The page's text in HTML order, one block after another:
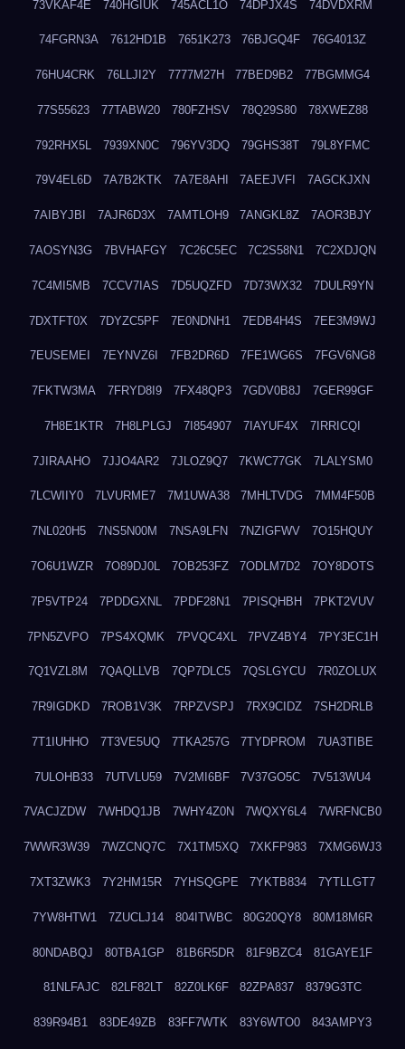
73VKAF4E 740HGIUK 745ACL1O 74DPJX4S 74DVDXRM
74FGRN3A 7612HD1B 7651K273 76BJGQ4F 76G4013Z
76HU4CRK 76LLJI2Y 7777M27H 77BED9B2 77BGMMG4
77S55623 77TABW20 780FZHSV 78Q29S80 78XWEZ88
792RHX5L 7939XN0C 796YV3DQ 79GHS38T 79L8YFMC
79V4EL6D 7A7B2KTK 7A7E8AHI 7AEEJVFI 7AGCKJXN
7AIBYJBI 7AJR6D3X 7AMTLOH9 7ANGKL8Z 7AOR3BJY
7AOSYN3G 7BVHAFGY 7C26C5EC 7C2S58N1 7C2XDJQN
7C4MI5MB 7CCV7IAS 7D5UQZFD 7D73WX32 7DULR9YN
7DXTFT0X 7DYZC5PF 7E0NDNH1 7EDB4H4S 7EE3M9WJ
7EUSEMEI 7EYNVZ6I 7FB2DR6D 7FE1WG6S 7FGV6NG8
7FKTW3MA 7FRYD8I9 7FX48QP3 7GDV0B8J 7GER99GF
7H8E1KTR 7H8LPLGJ 7I854907 7IAYUF4X 7IRRICQI
7JIRAAHO 7JJO4AR2 7JLOZ9Q7 7KWC77GK 7LALYSM0
7LCWIIY0 7LVURME7 7M1UWA38 7MHLTVDG 7MM4F50B
7NL020H5 7NS5N00M 7NSA9LFN 7NZIGFWV 7O15HQUY
7O6U1WZR 7O89DJ0L 7OB253FZ 7ODLM7D2 7OY8DOTS
7P5VTP24 7PDDGXNL 7PDF28N1 7PISQHBH 7PKT2VUV
7PN5ZVPO 7PS4XQMK 7PVQC4XL 7PVZ4BY4 7PY3EC1H
7Q1VZL8M 7QAQLLVB 7QP7DLC5 7QSLGYCU 7R0ZOLUX
7R9IGDKD 7ROB1V3K 7RPZVSPJ 7RX9CIDZ 7SH2DRLB
7T1IUHHO 7T3VE5UQ 7TKA257G 7TYDPROM 7UA3TIBE
7ULOHB33 7UTVLU59 7V2MI6BF 7V37GO5C 7V513WU4
7VACJZDW 7WHDQ1JB 7WHY4Z0N 7WQXY6L4 7WRFNCB0
7WWR3W39 7WZCNQ7C 7X1TM5XQ 7XKFP983 7XMG6WJ3
7XT3ZWK3 7Y2HM15R 7YHSQGPE 7YKTB834 7YTLLGT7
7YW8HTW1 7ZUCLJ14 804ITWBC 80G20QY8 80M18M6R
80NDABQJ 80TBA1GP 81B6R5DR 81F9BZC4 81GAYE1F
81NLFAJC 82LF82LT 82Z0LK6F 82ZPA837 8379G3TC
839R94B1 83DE49ZB 83FF7WTK 83Y6WTO0 843AMPY3